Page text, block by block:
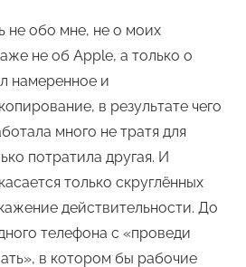
не обо мне, не о моих
не об Apple, а только о
намеренное и
в результате чего
много не тратя для
потратила другая. И
только скруглённых
действительности. До
телефона с «проведи
в котором бы рабочие